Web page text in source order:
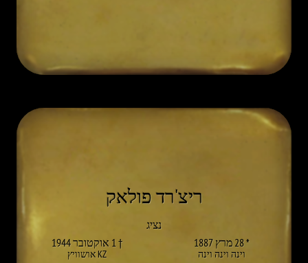
ריצ'רד פולאק
נציג
* 28 מרץ 1887
וינה וינה וינה
† 1 אוקטובר 1944
KZ אושוויץ